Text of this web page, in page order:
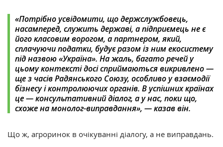
«Потрібно усвідомити, що держслужбовець,
насамперед, служить державі, а підприємець не є
його класовим ворогом, а партнером, який,
сплачуючи податки, будує разом із ним екосистему
під назвою «Україна». На жаль, багато речей у
цьому контексті досі сприймаються викривлено —
ще з часів Радянського Союзу, особливо у взаємодії
бізнесу і контролюючих органів. В успішних країнах
це — консультативний діалог, а у нас, поки що,
схоже на монолог-виправдання», — казав він.
Що ж, агроринок в очікуванні діалогу, а не виправдань.